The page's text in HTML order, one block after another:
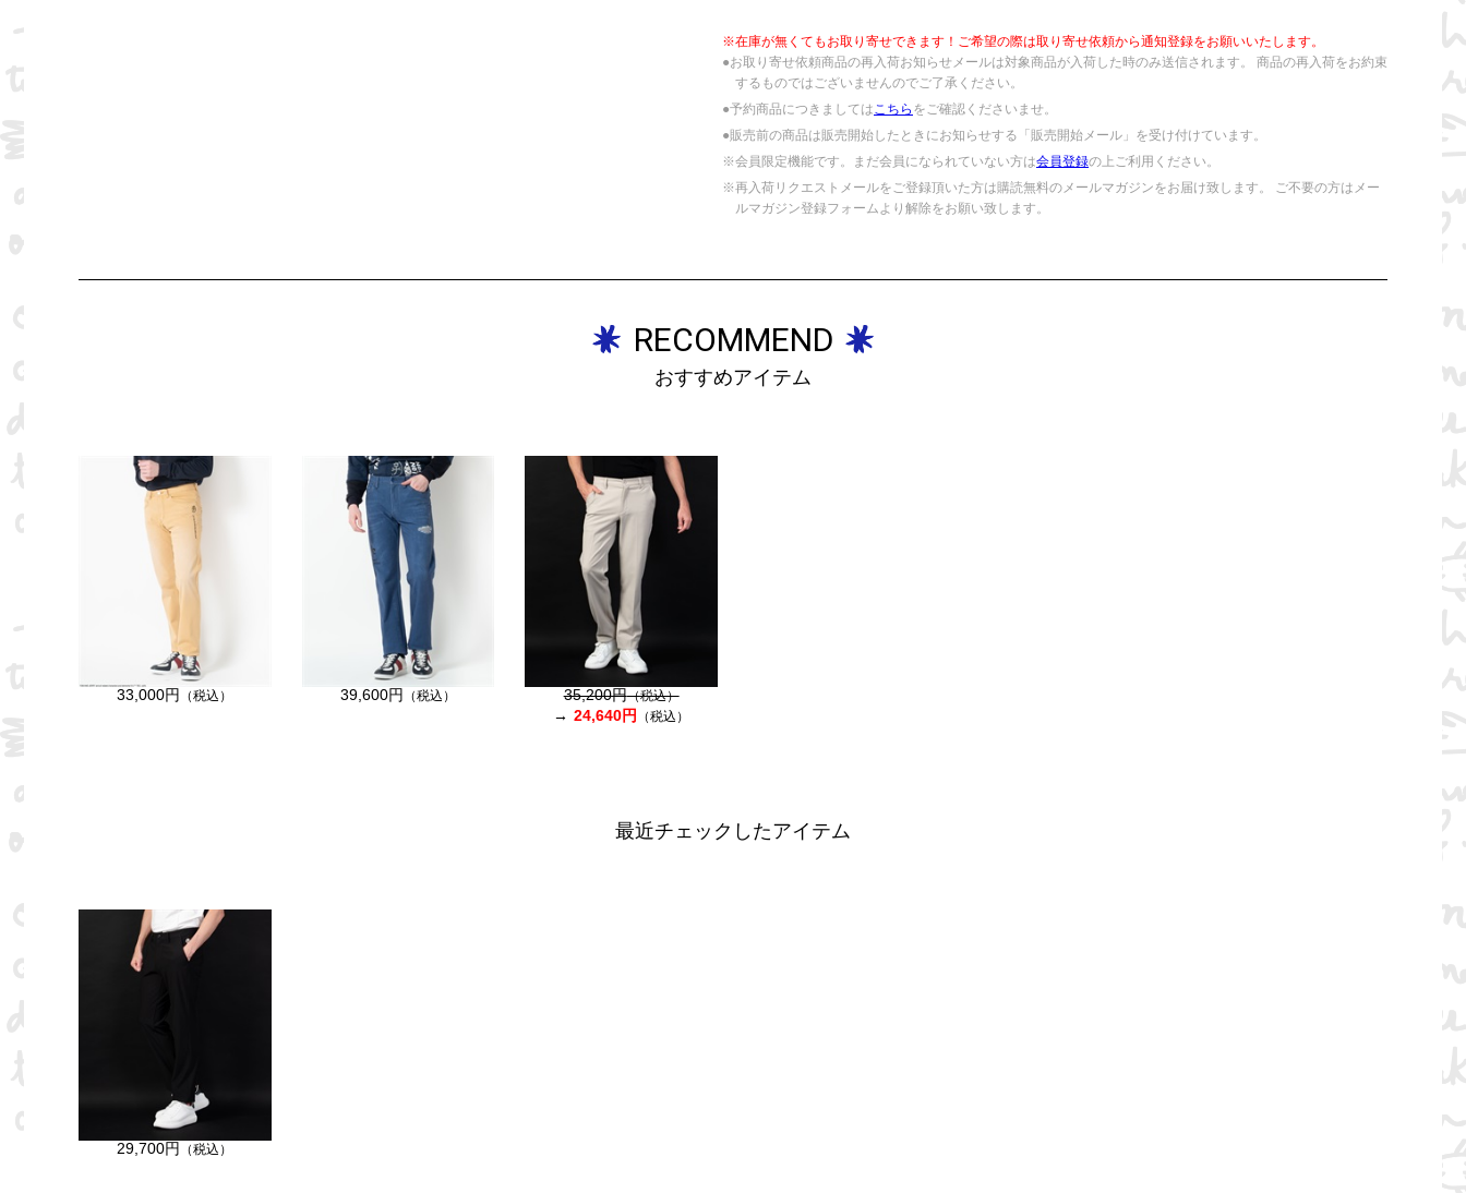
※在庫が無くてもお取り寄せできます！ご希望の際は取り寄せ依頼から通知登録をお願いいたします。
●お取り寄せ依頼商品の再入荷お知らせメールは対象商品が入荷した時のみ送信されます。 商品の再入荷をお約束
するものではございませんのでご了承ください。
●予約商品につきましてはこちら をご確認くださいませ。
●販売前の商品は販売開始したときにお知らせする「販売開始メール」を受け付けています。
※会員限定機能です。まだ会員になられていない方は会員登録の上ご利用ください。
※再入荷リクエストメールをご登録頂いた方は購読無料のメールマガジンをお届け致します。 ご不要の方はメー
ルマガジン登録フォームより解除をお願い致します。
RECOMMEND
おすすめアイテム
33,000円 （税込） 39,600円 （税込） 35,200円（税込）
24,640円 （税込）
最近チェックしたアイテム
29,700円 （税込）